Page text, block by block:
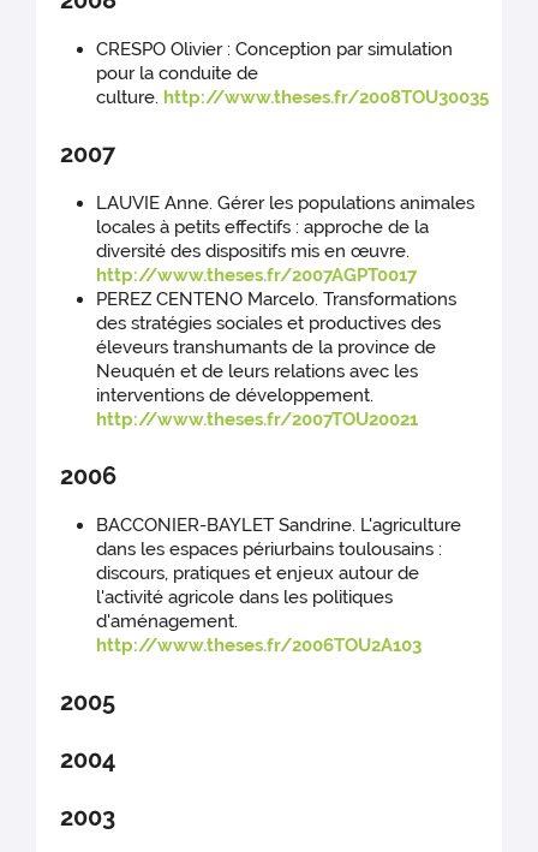
CRESPO Olivier : Conception par simulation
pour la conduite de
culture. http://www.theses.fr/2008TOU30035
2007
LAUVIE Anne. Gérer les populations animales
locales à petits effectifs : approche de la
diversité des dispositifs mis en œuvre.
http://www.theses.fr/2007AGPT0017
PEREZ CENTENO Marcelo. Transformations
des stratégies sociales et productives des
éleveurs transhumants de la province de
Neuquén et de leurs relations avec les
interventions de développement.
http://www.theses.fr/2007TOU20021
2006
BACCONIER-BAYLET Sandrine. L'agriculture
dans les espaces périurbains toulousains :
discours, pratiques et enjeux autour de
l'activité agricole dans les politiques
d'aménagement.
http://www.theses.fr/2006TOU2A103
2005
2004
2003